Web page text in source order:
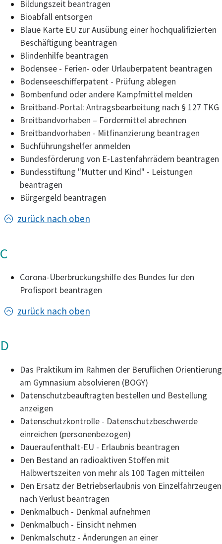
Bildungszeit beantragen
Bioabfall entsorgen
Blaue Karte EU zur Ausübung einer hochqualifizierten
Beschäftigung beantragen
Blindenhilfe beantragen
Bodensee - Ferien- oder Urlauberpatent beantragen
Bodenseeschifferpatent - Prüfung ablegen
Bombenfund oder andere Kampfmittel melden
Breitband-Portal: Antragsbearbeitung nach § 127 TKG
Breitbandvorhaben – Fördermittel abrechnen
Breitbandvorhaben - Mitfinanzierung beantragen
Buchführungshelfer anmelden
Bundesförderung von E-Lastenfahrrädern beantragen
Bundesstiftung "Mutter und Kind" - Leistungen
beantragen
Bürgergeld beantragen
zurück nach oben
C
Corona-Überbrückungshilfe des Bundes für den
Profisport beantragen
zurück nach oben
D
Das Praktikum im Rahmen der Beruflichen Orientierung
am Gymnasium absolvieren (BOGY)
Datenschutzbeauftragten bestellen und Bestellung
anzeigen
Datenschutzkontrolle - Datenschutzbeschwerde
einreichen (personenbezogen)
Daueraufenthalt-EU - Erlaubnis beantragen
Den Bestand an radioaktiven Stoffen mit
Halbwertszeiten von mehr als 100 Tagen mitteilen
Den Ersatz der Betriebserlaubnis von Einzelfahrzeugen
nach Verlust beantragen
Denkmalbuch - Denkmal aufnehmen
Denkmalbuch - Einsicht nehmen
Denkmalschutz - Änderungen an einer